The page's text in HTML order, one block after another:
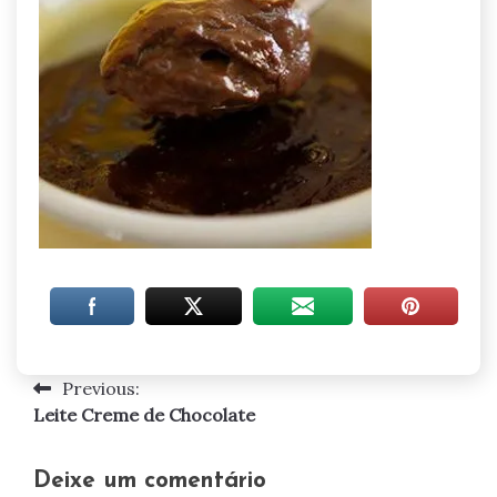
Navegação
artigos
Previous:
Leite Creme de Chocolate
Deixe um comentário